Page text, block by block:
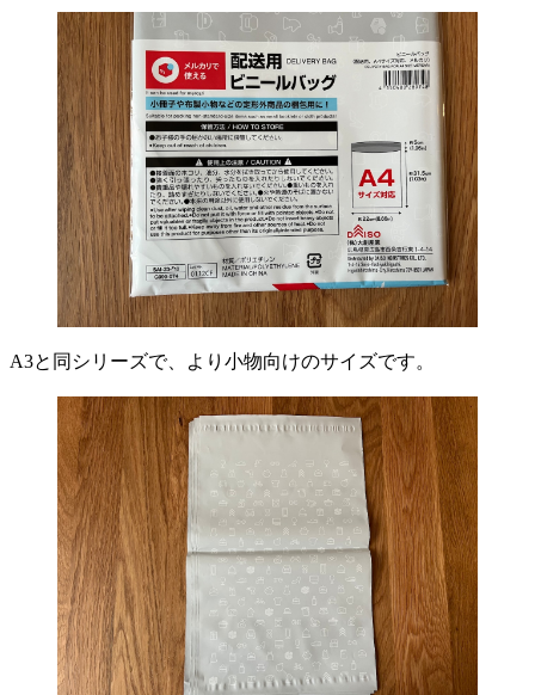
A3と同シリーズで、より小物向けのサイズです。